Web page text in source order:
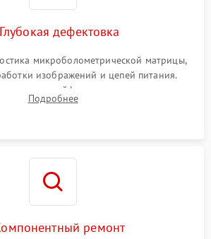
дефектовка
микроболометрической матрицы,
изображений и цепей питания.
шлейфов, модуля памяти и
Выявление сгоревших SMD-компонентов
Подробнее
ремонт